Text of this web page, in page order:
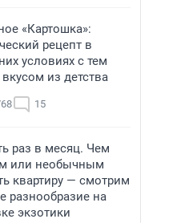
«Картошка»:
рецепт в
условиях с тем
из детства
15
раз в месяц. Чем
или необычным
квартиру — смотрим
разнообразие на
экзотики